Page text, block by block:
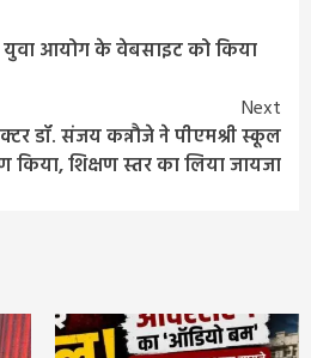
आयोग के वेबसाइट को किया
Next
डॉ. संजय कन्नौजे ने पीएमश्री स्कूल
किया, शिक्षण स्तर का लिया जायजा